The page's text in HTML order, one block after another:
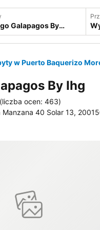
w Puerto Baquerizo
By Ihg
(liczba ocen: 463)
40 Solar 13,